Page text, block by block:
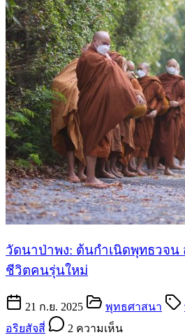
วัดนาป่าพง: ต้นกำเนิดพุทธวจน
ชีวิตคนรุ่นใหม่
21 ก.ย. 2025 พุทธศาสนา
อริยสัจสี่
2 ความเห็น